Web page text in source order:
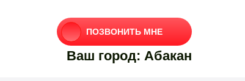
ПОЗВОНИТЬ МНЕ
Ваш город: Абакан